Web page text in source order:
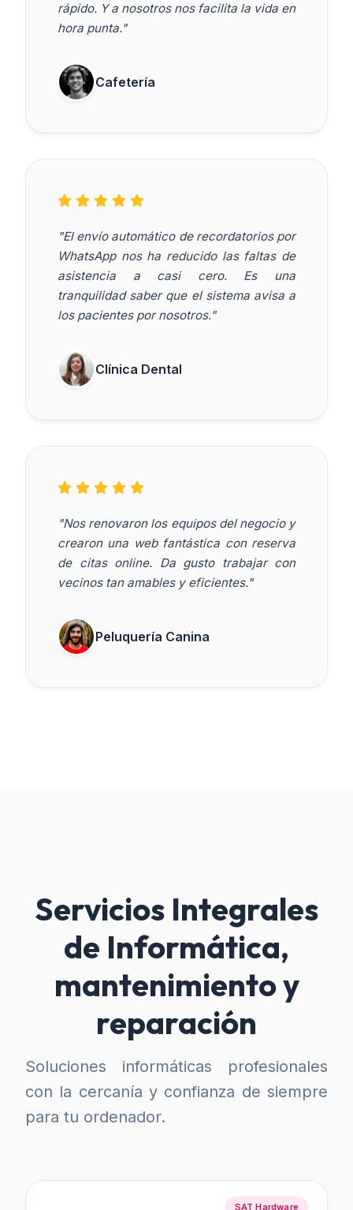
rápido. Y a nosotros nos facilita la vida en
hora punta."
Cafetería
"El envío automático de recordatorios por
WhatsApp nos ha reducido las faltas de
asistencia a casi cero. Es una
tranquilidad saber que el sistema avisa a
los pacientes por nosotros."
Clínica Dental
"Nos renovaron los equipos del negocio y
crearon una web fantástica con reserva
de citas online. Da gusto trabajar con
vecinos tan amables y eficientes."
Peluquería Canina
Servicios Integrales
de Informática,
mantenimiento y
reparación
Soluciones informáticas profesionales
con la cercanía y confianza de siempre
para tu ordenador.
SAT Hardware